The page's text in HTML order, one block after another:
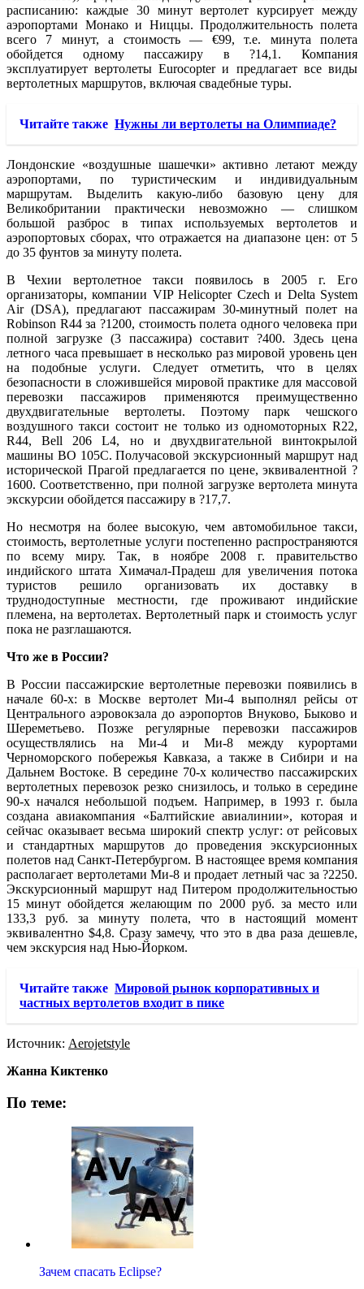
расписанию: каждые 30 минут вертолет курсирует между
аэропортами Монако и Ниццы. Продолжительность полета
всего 7 минут, а стоимость — €99, т.е. минута полета
обойдется одному пассажиру в ?14,1. Компания
эксплуатирует вертолеты Eurocopter и предлагает все виды
вертолетных маршрутов, включая свадебные туры.
Читайте также Нужны ли вертолеты на Олимпиаде?
Лондонские «воздушные шашечки» активно летают между
аэропортами, по туристическим и индивидуальным
маршрутам. Выделить какую-либо базовую цену для
Великобритании практически невозможно — слишком
большой разброс в типах используемых вертолетов и
аэропортовых сборах, что отражается на диапазоне цен: от 5
до 35 фунтов за минуту полета.
В Чехии вертолетное такси появилось в 2005 г. Его
организаторы, компании VIP Helicopter Czech и Delta System
Air (DSA), предлагают пассажирам 30-минутный полет на
Robinson R44 за ?1200, стоимость полета одного человека при
полной загрузке (3 пассажира) составит ?400. Здесь цена
летного часа превышает в несколько раз мировой уровень цен
на подобные услуги. Следует отметить, что в целях
безопасности в сложившейся мировой практике для массовой
перевозки пассажиров применяются преимущественно
двухдвигательные вертолеты. Поэтому парк чешского
воздушного такси состоит не только из одномоторных R22,
R44, Bell 206 L4, но и двухдвигательной винтокрылой
машины BO 105C. Получасовой экскурсионный маршрут над
исторической Прагой предлагается по цене, эквивалентной ?
1600. Соответственно, при полной загрузке вертолета минута
экскурсии обойдется пассажиру в ?17,7.
Но несмотря на более высокую, чем автомобильное такси,
стоимость, вертолетные услуги постепенно распространяются
по всему миру. Так, в ноябре 2008 г. правительство
индийского штата Химачал-Прадеш для увеличения потока
туристов решило организовать их доставку в
труднодоступные местности, где проживают индийские
племена, на вертолетах. Вертолетный парк и стоимость услуг
пока не разглашаются.
Что же в России?
В России пассажирские вертолетные перевозки появились в
начале 60-х: в Москве вертолет Ми-4 выполнял рейсы от
Центрального аэровокзала до аэропортов Внуково, Быково и
Шереметьево. Позже регулярные перевозки пассажиров
осуществлялись на Ми-4 и Ми-8 между курортами
Черноморского побережья Кавказа, а также в Сибири и на
Дальнем Востоке. В середине 70-х количество пассажирских
вертолетных перевозок резко снизилось, и только в середине
90-х начался небольшой подъем. Например, в 1993 г. была
создана авиакомпания «Балтийские авиалинии», которая и
сейчас оказывает весьма широкий спектр услуг: от рейсовых
и стандартных маршрутов до проведения экскурсионных
полетов над Санкт-Петербургом. В настоящее время компания
располагает вертолетами Ми-8 и продает летный час за ?2250.
Экскурсионный маршрут над Питером продолжительностью
15 минут обойдется желающим по 2000 руб. за место или
133,3 руб. за минуту полета, что в настоящий момент
эквивалентно $4,8. Сразу замечу, что это в два раза дешевле,
чем экскурсия над Нью-Йорком.
Читайте также Мировой рынок корпоративных и
частных вертолетов входит в пике
Источник: Aerojetstyle
Жанна Киктенко
По теме:
Зачем спасать Eclipse?